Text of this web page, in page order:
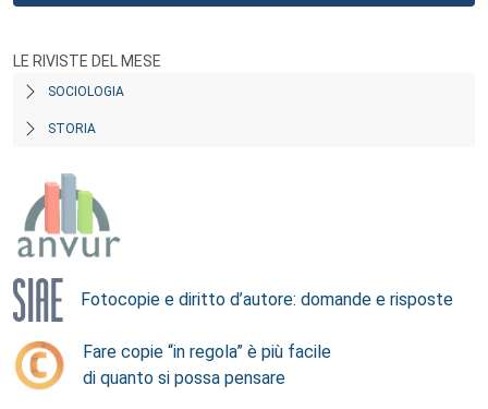
LE RIVISTE DEL MESE
SOCIOLOGIA
STORIA
Fotocopie e diritto d’autore: domande e risposte
Fare copie “in regola” è più facile
di quanto si possa pensare